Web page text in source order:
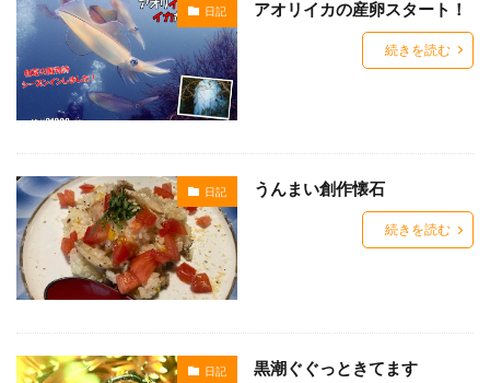
日記 アオリイカの産卵スタート！
続きを読む
日記 うんまい創作懐石
続きを読む
日記 黒潮ぐぐっときてます